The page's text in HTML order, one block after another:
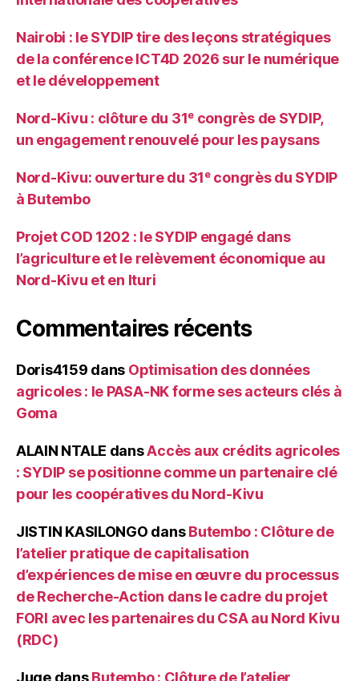
Nairobi : le SYDIP tire des leçons stratégiques
de la conférence ICT4D 2026 sur le numérique
et le développement
Nord-Kivu : clôture du 31ᵉ congrès de SYDIP,
un engagement renouvelé pour les paysans
Nord-Kivu: ouverture du 31ᵉ congrès du SYDIP
à Butembo
Projet COD 1202 : le SYDIP engagé dans
l’agriculture et le relèvement économique au
Nord-Kivu et en Ituri
Commentaires récents
Doris4159 dans Optimisation des données
agricoles : le PASA-NK forme ses acteurs clés à
Goma
ALAIN NTALE dansAccès aux crédits agricoles
: SYDIP se positionne comme un partenaire clé
pour les coopératives du Nord-Kivu
JISTIN KASILONGO dansButembo : Clôture de
l’atelier pratique de capitalisation
d’expériences de mise en œuvre du processus
de Recherche-Action dans le cadre du projet
FORI avec les partenaires du CSA au Nord Kivu
(RDC)
JugedansButembo : Clôture de l’atelier